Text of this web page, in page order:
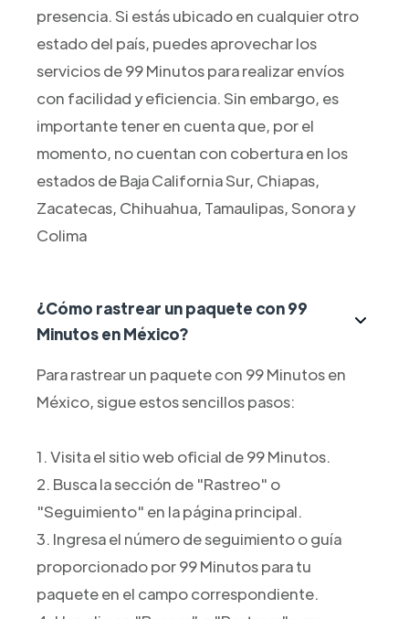
presencia. Si estás ubicado en cualquier otro
estado del país, puedes aprovechar los
servicios de 99 Minutos para realizar envíos
con facilidad y eficiencia. Sin embargo, es
importante tener en cuenta que, por el
momento, no cuentan con cobertura en los
estados de Baja California Sur, Chiapas,
Zacatecas, Chihuahua, Tamaulipas, Sonora y
Colima
¿Cómo rastrear un paquete con 99
Minutos en México?
Para rastrear un paquete con 99 Minutos en
México, sigue estos sencillos pasos:
1. Visita el sitio web oficial de 99 Minutos.
2. Busca la sección de "Rastreo" o
"Seguimiento" en la página principal.
3. Ingresa el número de seguimiento o guía
proporcionado por 99 Minutos para tu
paquete en el campo correspondiente.